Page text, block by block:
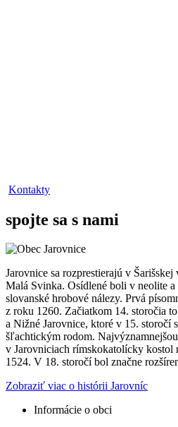
Kontakty
spojte sa s nami
Jarovnice sa rozprestierajú v
Malá Svinka. Osídlené boli v neolite
slovanské hrobové nálezy. Prvá
z roku 1260. Začiatkom 14. storočia
a Nižné Jarovnice, ktoré v 15. storočí
šľachtickým rodom.
v Jarovniciach rímskokatolícky kostol
1524. V 18. storočí bol značne
Zobraziť viac o histórii Jarovníc
Informácie o obci